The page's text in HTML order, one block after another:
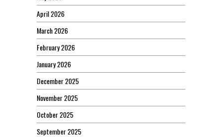
April 2026
March 2026
February 2026
January 2026
December 2025
November 2025
October 2025
September 2025